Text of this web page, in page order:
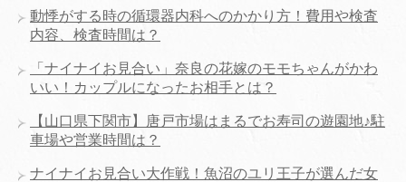
動悸がする時の循環器内科へのかかり方！費用や検査
内容、検査時間は？
「ナイナイお見合い」奈良の花嫁のモモちゃんがかわ
いい！カップルになったお相手とは？
【山口県下関市】唐戸市場はまるでお寿司の遊園地♪駐
車場や営業時間は？
ナイナイお見合い大作戦！魚沼のユリ王子が選んだ女